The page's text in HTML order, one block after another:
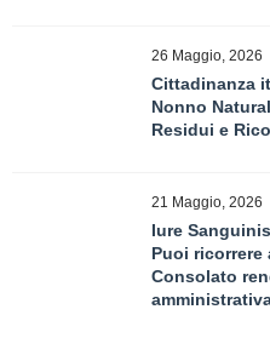
26 Maggio, 2026
Cittadinanza
Nonno
Residui e
21 Maggio, 2026
Iure
Puoi
Consolato